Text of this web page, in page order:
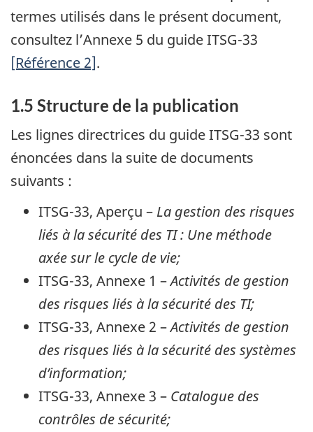
termes utilisés dans le présent document,
consultez l’Annexe 5 du guide ITSG-33
[Référence 2].
1.5 Structure de la publication
Les lignes directrices du guide ITSG-33 sont
énoncées dans la suite de documents
suivants :
ITSG-33, Aperçu – La gestion des risques
liés à la sécurité des TI : Une méthode
axée sur le cycle de vie;
ITSG-33, Annexe 1 –Activités de gestion
des risques liés à la sécurité des TI;
ITSG-33, Annexe 2 –Activités de gestion
des risques liés à la sécurité des systèmes
d’information;
ITSG-33, Annexe 3 – Catalogue des
contrôles de sécurité;